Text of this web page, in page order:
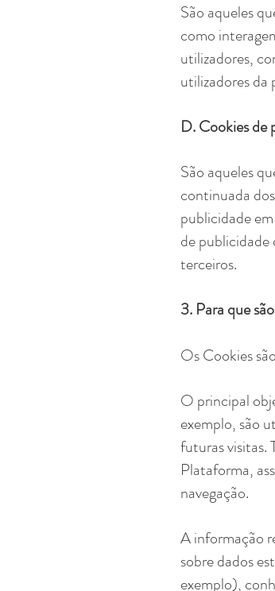
São aqueles
como
utilizadores,
utilizadores da
D. Cookies
São aqueles
continuada
publicidade
de
terceiros.
3. Para que
Os Cookies
O principal
exemplo, são
futuras visitas.
Plataforma,
navegação.
A informação
sobre dados
exemplo),